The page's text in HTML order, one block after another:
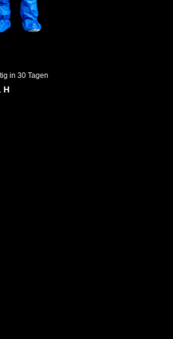
in 30 Tagen
H